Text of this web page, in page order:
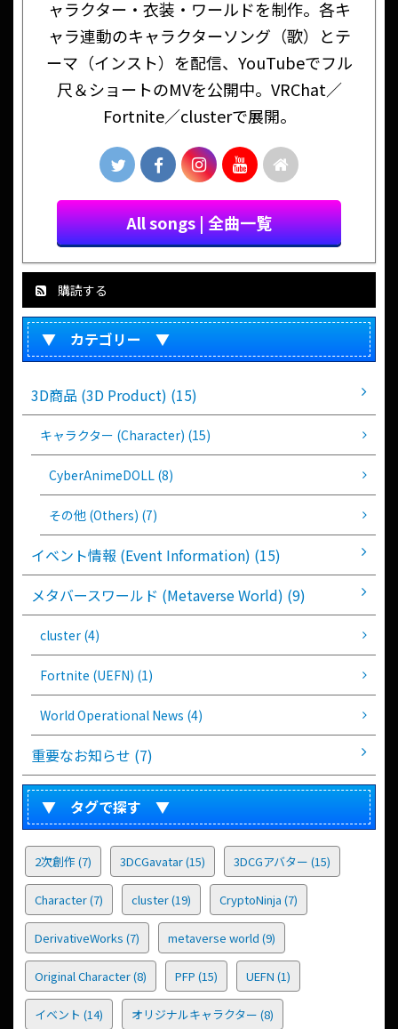
ャラクター・衣装・ワールドを制作。各キ
ャラ連動のキャラクターソング（歌）とテ
ーマ（インスト）を配信、YouTubeでフル
尺＆ショートのMVを公開中。VRChat／
Fortnite／clusterで展開。
All songs | 全曲一覧
購読する
▼ カテゴリー ▼
3D商品 (3D Product) (15)
キャラクター (Character) (15)
CyberAnimeDOLL (8)
その他 (Others) (7)
イベント情報 (Event Information) (15)
メタバースワールド (Metaverse World) (9)
cluster (4)
Fortnite (UEFN) (1)
World Operational News (4)
重要なお知らせ (7)
▼ タグで探す ▼
2次創作 (7) 3DCGavatar(15) 3DCGアバター (15)
Character(7) cluster(19) CryptoNinja (7)
DerivativeWorks (7) metaverse world (9)
Original Character(8) PFP (15) UEFN (1)
イベント (14) オリジナルキャラクター (8)